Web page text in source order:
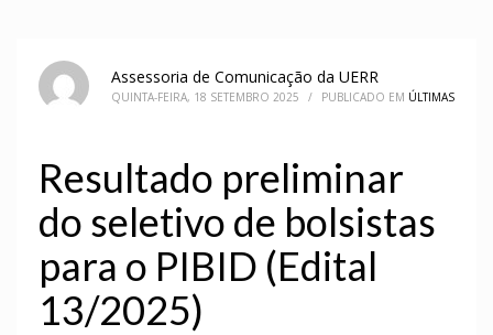
Assessoria de Comunicação da UERR
QUINTA-FEIRA, 18 SETEMBRO 2025 / PUBLICADO EM ÚLTIMAS
Resultado preliminar
do seletivo de bolsistas
para o PIBID (Edital
13/2025)